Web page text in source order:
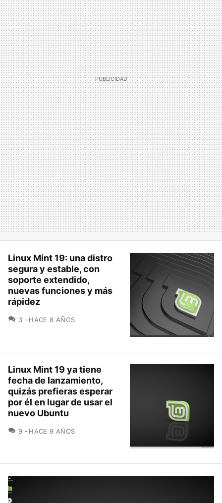
Linux Mint 19: una distro
segura y estable, con
soporte extendido,
nuevas funciones y más
rápidez
3 COMENTARIOS
HACE 8 AÑOS
Linux Mint 19 ya tiene
fecha de lanzamiento,
quizás prefieras esperar
por él en lugar de usar el
nuevo Ubuntu
9 COMENTARIOS
HACE 9 AÑOS